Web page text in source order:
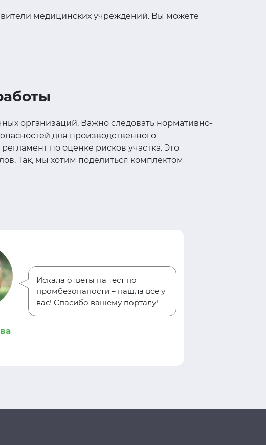
медицинских учреждений. Вы можете
организаций. Важно следовать нормативно-
для производственного
по оценке рисков участка. Это
Так, мы хотим поделиться комплектом
Искала ответы на тест по
промбезопаности – нашла все у
вас! Спасибо вашему порталу!